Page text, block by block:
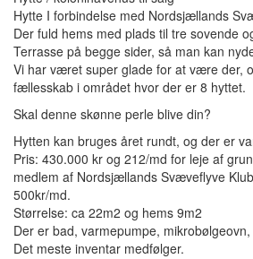
Hytte I forbindelse med Nordsjællands
Der fuld hems med plads til tre sovende
Terrasse på begge sider, så man kan
Vi har været super glade for at være der,
fællesskab i området hvor der er 8 hyttet.
Skal denne skønne perle blive din?
Hytten kan bruges året rundt, og der er
Pris: 430.000 kr og 212/md for leje af
medlem af Nordsjællands Svæveflyve
500kr/md.
Størrelse: ca 22m2 og hems 9m2
Der er bad, varmepumpe, mikrobølgeovn,
Det meste inventar medfølger.